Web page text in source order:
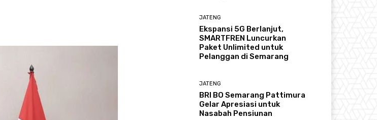
JATENG
Ekspansi 5G Berlanjut,
SMARTFREN Luncurkan
Paket Unlimited untuk
Pelanggan di Semarang
JATENG
BRI BO Semarang Pattimura
Gelar Apresiasi untuk
Nasabah Pensiunan